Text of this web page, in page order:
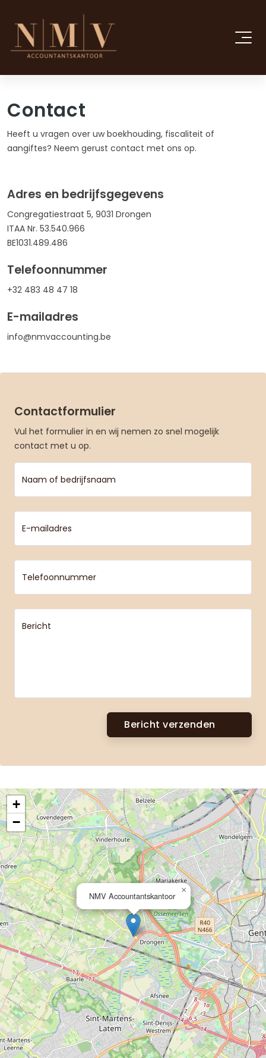
Contact
Heeft u vragen over uw boekhouding, fiscaliteit of
aangiftes? Neem gerust contact met ons op.
Adres en bedrijfsgegevens
Congregatiestraat 5, 9031 Drongen
ITAA Nr. 53.540.966
BE1031.489.486
Telefoonnummer
+32 483 48 47 18
E-mailadres
info@nmvaccounting.be
Contactformulier
Vul het formulier in en wij nemen zo snel mogelijk
contact met u op.
Naam of bedrijfsnaam
E-mailadres
Telefoonnummer
Bericht
Bericht verzenden
NMV Accountantskantoor
×
+
−